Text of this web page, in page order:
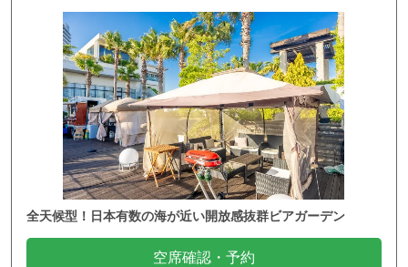
全天候型！日本有数の海が近い開放感抜群ビアガーデン
空席確認・予約